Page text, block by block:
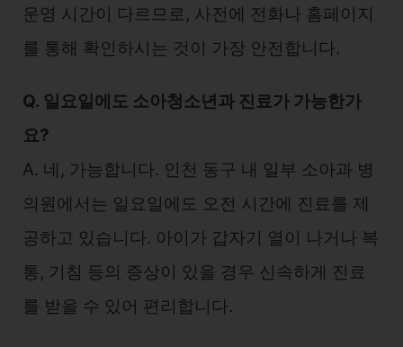
운영 시간이 다르므로, 사전에 전화나 홈페이지
를 통해 확인하시는 것이 가장 안전합니다.
Q. 일요일에도 소아청소년과 진료가 가능한가
요?
A. 네, 가능합니다. 인천 동구 내 일부 소아과 병
의원에서는 일요일에도 오전 시간에 진료를 제
공하고 있습니다. 아이가 갑자기 열이 나거나 복
통, 기침 등의 증상이 있을 경우 신속하게 진료
를 받을 수 있어 편리합니다.